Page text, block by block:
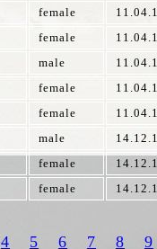
female
female
male
female
female
male
female
female
4 5 6 7 8 9